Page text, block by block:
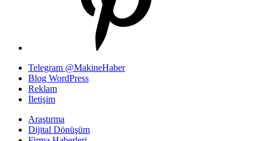
Telegram @MakineHaber
Blog WordPress
Reklam
İletişim
Araştırma
Dijital Dönüşüm